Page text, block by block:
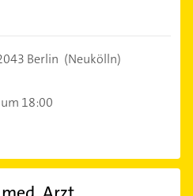
Berlin (Neukölln)
18:00